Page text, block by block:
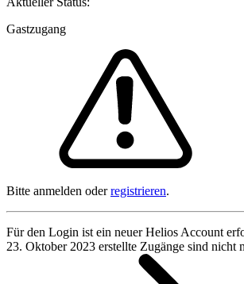
Gastzugang
Bitte anmelden oderregistrieren.
Für den Login ist ein neuer Helios Account
23. Oktober 2023 erstellte Zugänge sind nicht